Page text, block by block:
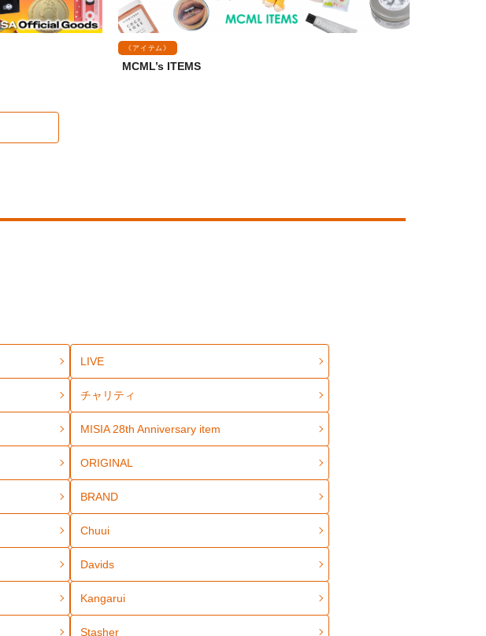
《アイテム》
MCML’s ITEMS
LIVE
チャリティ
MISIA 28th Anniversary item
ORIGINAL
BRAND
Chuui
Davids
Kangarui
Stasher